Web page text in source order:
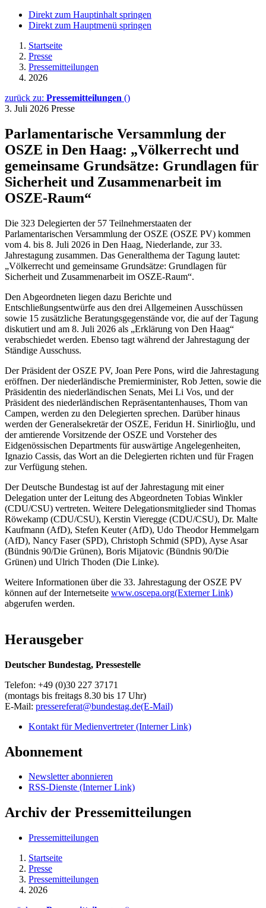
Direkt zum Hauptinhalt springen
Direkt zum Hauptmenü springen
Startseite
Presse
Pressemitteilungen
2026
zurück zu: Pressemitteilungen ()
3. Juli 2026 Presse
Parlamentarische Versammlung der
OSZE in Den Haag: „Völkerrecht und
gemeinsame Grundsätze: Grundlagen für
Sicherheit und Zusammenarbeit im
OSZE-Raum“
Die 323 Delegierten der 57 Teilnehmerstaaten der
Parlamentarischen Versammlung der OSZE (OSZE PV) kommen
vom 4. bis 8. Juli 2026 in Den Haag, Niederlande, zur 33.
Jahrestagung zusammen. Das Generalthema der Tagung lautet:
„Völkerrecht und gemeinsame Grundsätze: Grundlagen für
Sicherheit und Zusammenarbeit im OSZE-Raum“.
Den Abgeordneten liegen dazu Berichte und
Entschließungsentwürfe aus den drei Allgemeinen Ausschüssen
sowie 15 zusätzliche Beratungsgegenstände vor, die auf der Tagung
diskutiert und am 8. Juli 2026 als „Erklärung von Den Haag“
verabschiedet werden. Ebenso tagt während der Jahrestagung der
Ständige Ausschuss.
Der Präsident der OSZE PV, Joan Pere Pons, wird die Jahrestagung
eröffnen. Der niederländische Premierminister, Rob Jetten, sowie die
Präsidentin des niederländischen Senats, Mei Li Vos, und der
Präsident des niederländischen Repräsentantenhauses, Thom van
Campen, werden zu den Delegierten sprechen. Darüber hinaus
werden der Generalsekretär der OSZE, Feridun H. Sinirlioğlu, und
der amtierende Vorsitzende der OSZE und Vorsteher des
Eidgenössischen Departments für auswärtige Angelegenheiten,
Ignazio Cassis, das Wort an die Delegierten richten und für Fragen
zur Verfügung stehen.
Der Deutsche Bundestag ist auf der Jahrestagung mit einer
Delegation unter der Leitung des Abgeordneten Tobias Winkler
(CDU/CSU) vertreten. Weitere Delegationsmitglieder sind Thomas
Röwekamp (CDU/CSU), Kerstin Vieregge (CDU/CSU), Dr. Malte
Kaufmann (AfD), Stefen Keuter (AfD), Udo Theodor Hemmelgarn
(AfD), Nancy Faser (SPD), Christoph Schmid (SPD), Ayse Asar
(Bündnis 90/Die Grünen), Boris Mijatovic (Bündnis 90/Die
Grünen) und Ulrich Thoden (Die Linke).
Weitere Informationen über die 33. Jahrestagung der OSZE PV
können auf der Internetseite www.oscepa.org(Externer Link)
abgerufen werden.
Herausgeber
Deutscher Bundestag, Pressestelle
Telefon: +49 (0)30 227 37171
(montags bis freitags 8.30 bis 17 Uhr)
E-Mail: pressereferat@bundestag.de(E-Mail)
Kontakt für Medienvertreter(Interner Link)
Abonnement
Newsletter abonnieren
RSS-Dienste (Interner Link)
Archiv der Pressemitteilungen
Pressemitteilungen
Startseite
Presse
Pressemitteilungen
2026